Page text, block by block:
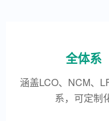
全体系
涵盖LCO、NCM、
系，可定制